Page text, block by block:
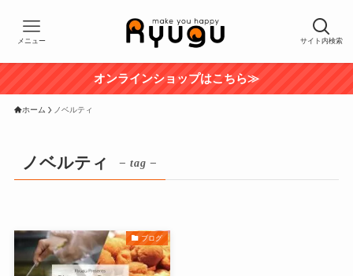
サイト内検索
メニュー
オンラインショップはこちら≫
ホーム ノベルティ
ノベルティ – tag –
ブログ